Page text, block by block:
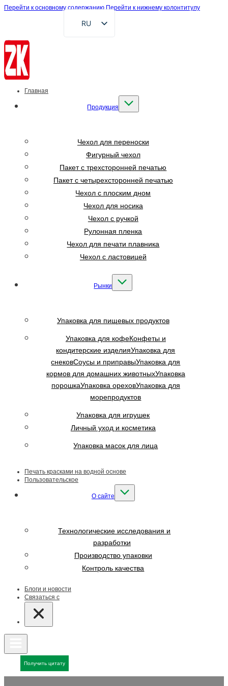
Перейти к основному содержанию Перейти к нижнему колонтитулу
RU
EN
ES
ID
Главная
Продукция
Чехол для переноски
Фигурный чехол
Пакет с трехсторонней печатью
Пакет с четырехсторонней печатью
Чехол с плоским дном
Чехол для носика
Чехол с ручкой
Рулонная пленка
Чехол для печати плавника
Чехол с ластовицей
Рынки
Упаковка для пищевых продуктов
Упаковка для кофеКонфеты и
кондитерские изделияУпаковка для
снековСоусы и приправыУпаковка для
кормов для домашних животныхУпаковка
порошкаУпаковка ореховУпаковка для
морепродуктов
Упаковка для игрушек
Личный уход и косметика
Упаковка масок для лица
Печать красками на водной основе
Пользовательское
О сайте
Технологические исследования и
разработки
Производство упаковки
Контроль качества
Блоги и новости
Связаться с
Получить цитату